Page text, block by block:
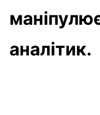
аналітик.